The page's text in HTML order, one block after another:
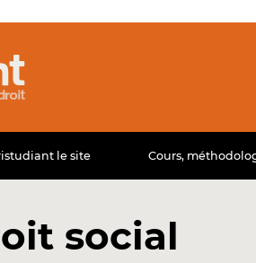
le site Cours,
social